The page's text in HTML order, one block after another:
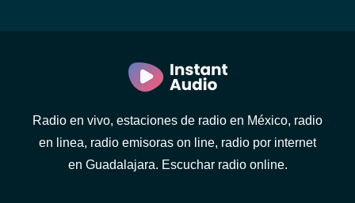
Radio en vivo, estaciones de radio en México, radio
en linea, radio emisoras on line, radio por internet
en Guadalajara. Escuchar radio online.